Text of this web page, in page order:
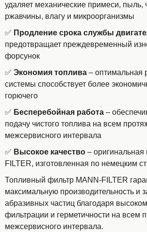
удаляет механические примеси, пыль,
ржавчины, влагу и микроорганизмы
✅ Продление срока службы
предотвращает преждевременный
форсунок
✅ Экономия топлива – оптимальная
системы способствует более
горючего
✅ Бесперебойная работа –
подачу чистого топлива на всем
межсервисного интервала
✅ Высокое качество – оригинальная
FILTER, изготовленная по немецким
Топливный фильтр MANN-FILTER
максимальную производительность и
абразивных частиц благодаря
фильтрации и герметичности на всем
межсервисного интервала.